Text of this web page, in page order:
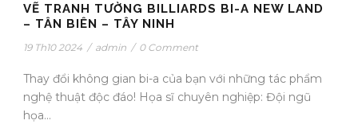
VẼ TRANH TƯỜNG BILLIARDS BI-A NEW LAND
– TÂN BIÊN – TÂY NINH
19 Th10 2024 / admin / 0 Comment
Thay đổi không gian bi-a của bạn với những tác phẩm
nghệ thuật độc đáo! Họa sĩ chuyên nghiệp: Đội ngũ
họa...